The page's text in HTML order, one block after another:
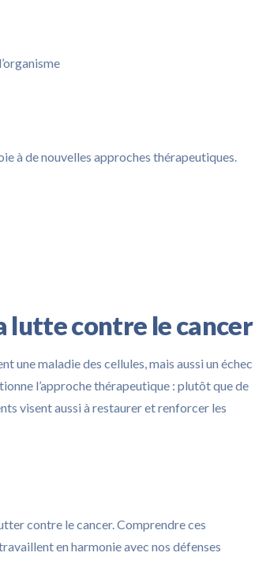
à de nouvelles approches thérapeutiques.
lutte contre le cancer
une maladie des cellules, mais aussi un échec
l’approche thérapeutique : plutôt que de
visent aussi à restaurer et renforcer les
contre le cancer. Comprendre ces
en harmonie avec nos défenses